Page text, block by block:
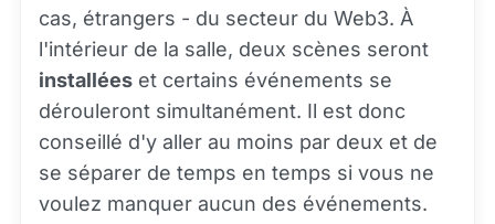
cas, étrangers - du secteur du Web3. À
l'intérieur de la salle, deux scènes seront
installées et certains événements se
dérouleront simultanément. Il est donc
conseillé d'y aller au moins par deux et de
se séparer de temps en temps si vous ne
voulez manquer aucun des événements.